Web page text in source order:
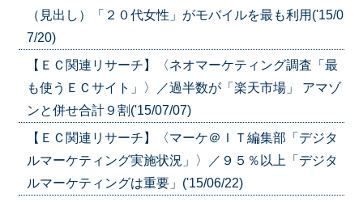
（見出し）「２０代女性」がモバイルを最も利用('15/0
7/20)
【ＥＣ関連リサーチ】〈ネオマーケティング調査「最
も使うＥＣサイト」〉／過半数が「楽天市場」 アマゾ
ンと併せ合計９割('15/07/07)
【ＥＣ関連リサーチ】〈マーケ＠ＩＴ編集部「デジタ
ルマーケティング実施状況」〉／９５％以上「デジタ
ルマーケティングは重要」('15/06/22)